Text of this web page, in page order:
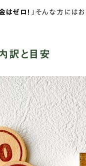
はゼロ！ 」そんな方には
訳と目安